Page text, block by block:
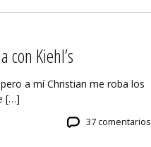
con Kiehl’s
a mí Christian me roba los
[…]
37 comentarios